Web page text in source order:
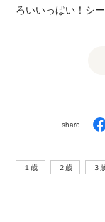
ろいいっぱい！シ
share
１歳 ２歳 ３